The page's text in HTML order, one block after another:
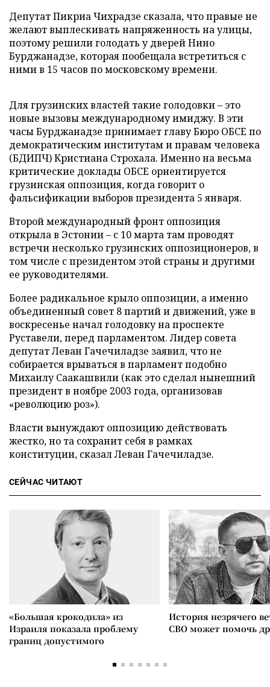
Депутат Пикриа Чихрадзе сказала, что правые не
желают выплескивать напряженность на улицы,
поэтому решили голодать у дверей Нино
Бурджанадзе, которая пообещала встретиться с
ними в 15 часов по московскому времени.
Для грузинских властей такие голодовки – это
новые вызовы международному имиджу. В эти
часы Бурджанадзе принимает главу Бюро ОБСЕ по
демократическим институтам и правам человека
(БДИПЧ) Кристиана Строхала. Именно на весьма
критические доклады ОБСЕ ориентируется
грузинская оппозиция, когда говорит о
фальсификации выборов президента 5 января.
Второй международный фронт оппозиция
открыла в Эстонии – с 10 марта там проводят
встречи несколько грузинских оппозиционеров, в
том числе с президентом этой страны и другими
ее руководителями.
Более радикальное крыло оппозиции, а именно
объединенный совет 8 партий и движений, уже в
воскресенье начал голодовку на проспекте
Руставели, перед парламентом. Лидер совета
депутат Леван Гачечиладзе заявил, что не
собирается врываться в парламент подобно
Михаилу Саакашвили (как это сделал нынешний
президент в ноябре 2003 года, организовав
«революцию роз»).
Власти вынуждают оппозицию действовать
жестко, но та сохранит себя в рамках
конституции, сказал Леван Гачечиладзе.
СЕЙЧАС ЧИТАЮТ
«Большая крокодила» из
Израиля показала проблему
границ допустимого
История незрячего
СВО может помочь